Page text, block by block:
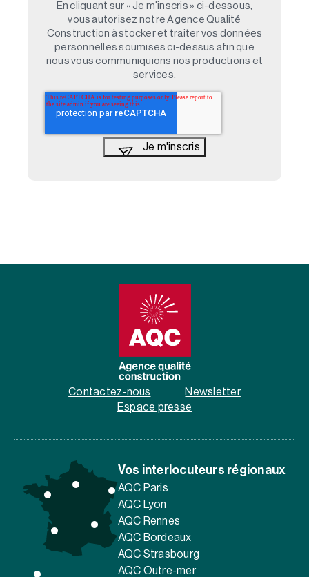
En cliquant sur « Je m'inscris » ci-dessous,
vous autorisez notre Agence Qualité
Construction à stocker et traiter vos données
personnelles soumises ci-dessus afin que
nous vous communiquions nos productions et
services.
Contactez-nous
Newsletter
Espace presse
Vos interlocuteurs régionaux
AQC Paris
AQC Lyon
AQC Rennes
AQC Bordeaux
AQC Strasbourg
AQC Outre-mer